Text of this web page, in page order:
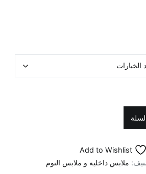
Add to Wishlist
ملابس داخلية و ملابس النوم